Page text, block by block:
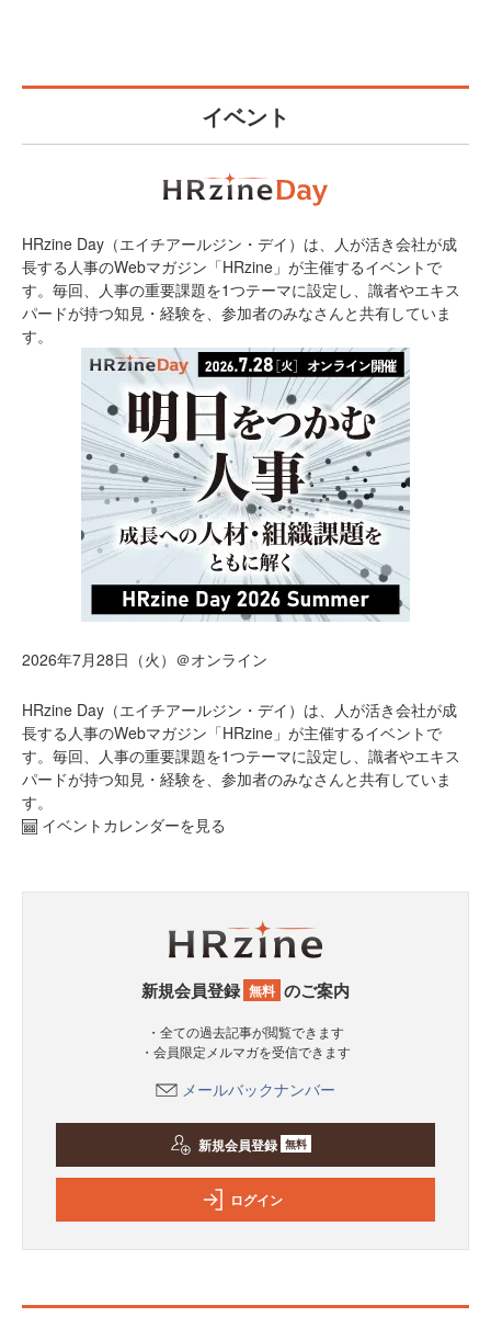
イベント
HRzine Day（エイチアールジン・デイ）は、人が活き会社が成
長する人事のWebマガジン「HRzine」が主催するイベントで
す。毎回、人事の重要課題を1つテーマに設定し、識者やエキス
パードが持つ知見・経験を、参加者のみなさんと共有していま
す。
2026年7月28日（火）＠オンライン
HRzine Day（エイチアールジン・デイ）は、人が活き会社が成
長する人事のWebマガジン「HRzine」が主催するイベントで
す。毎回、人事の重要課題を1つテーマに設定し、識者やエキス
パードが持つ知見・経験を、参加者のみなさんと共有していま
す。
イベントカレンダーを見る
新規会員登録 無料 のご案内
・全ての過去記事が閲覧できます
・会員限定メルマガを受信できます
メールバックナンバー
新規会員登録 無料
ログイン